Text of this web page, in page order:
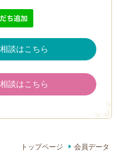
談はこちら
談はこちら
トップページ 会員データ